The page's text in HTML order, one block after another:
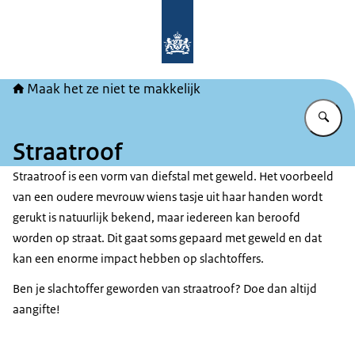
Maak het ze niet te makkelijk
Straatroof
Straatroof is een vorm van diefstal met geweld. Het voorbeeld
van een oudere mevrouw wiens tasje uit haar handen wordt
gerukt is natuurlijk bekend, maar iedereen kan beroofd
worden op straat. Dit gaat soms gepaard met geweld en dat
kan een enorme impact hebben op slachtoffers.
Ben je slachtoffer geworden van straatroof? Doe dan altijd
aangifte!